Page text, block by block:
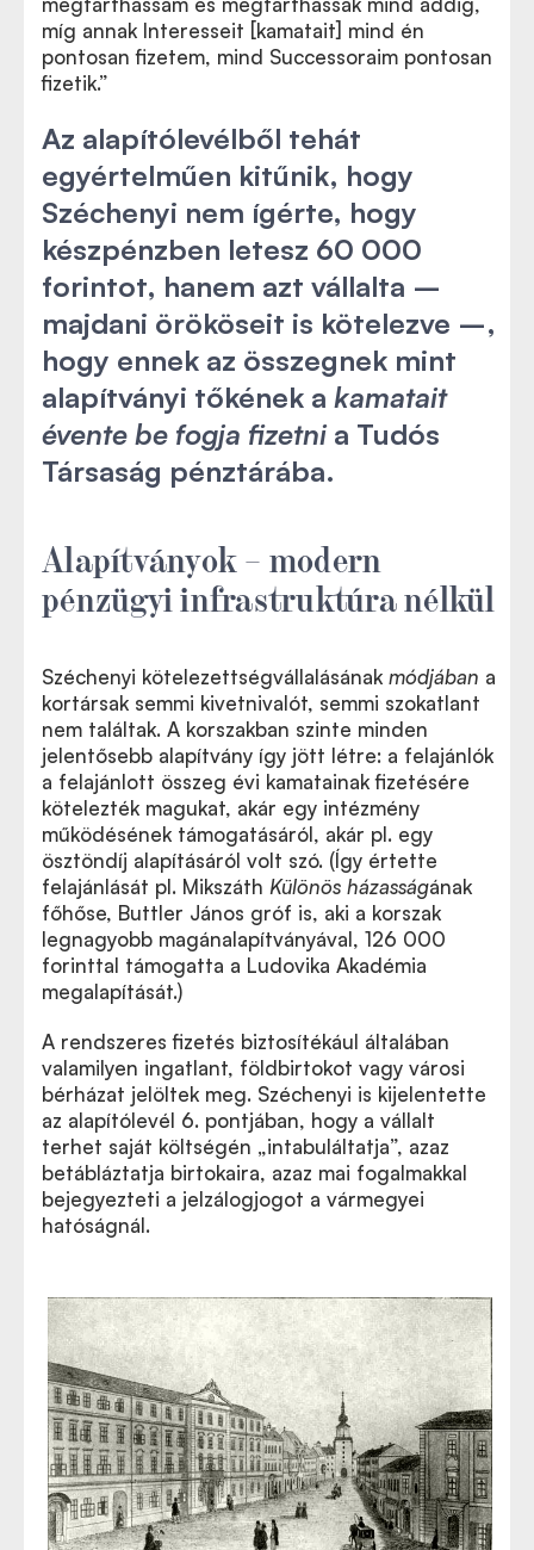
míg annak Interesseit [kamatait] mind én
pontosan fizetem, mind Successoraim pontosan
fizetik.”
Az alapítólevélből tehát
egyértelműen kitűnik, hogy
Széchenyi nem ígérte, hogy
készpénzben letesz 60 000
forintot, hanem azt vállalta –
majdani örököseit is kötelezve –,
hogy ennek az összegnek mint
alapítványi tőkének a kamatait
évente be fogja fizetnia Tudós
Társaság pénztárába.
Alapítványok – modern
pénzügyi infrastruktúra nélkül
Széchenyi kötelezettségvállalásának módjában a
kortársak semmi kivetnivalót, semmi szokatlant
nem találtak. A korszakban szinte minden
jelentősebb alapítvány így jött létre: a felajánlók
a felajánlott összeg évi kamatainak fizetésére
kötelezték magukat, akár egy intézmény
működésének támogatásáról, akár pl. egy
ösztöndíj alapításáról volt szó. (Így értette
felajánlását pl. Mikszáth Különös házasságának
főhőse, Buttler János gróf is, aki a korszak
legnagyobb magánalapítványával, 126 000
forinttal támogatta a Ludovika Akadémia
megalapítását.)
A rendszeres fizetés biztosítékául általában
valamilyen ingatlant, földbirtokot vagy városi
bérházat jelöltek meg. Széchenyi is kijelentette
az alapítólevél 6. pontjában, hogy a vállalt
terhet saját költségén „intabuláltatja”, azaz
betábláztatja birtokaira, azaz mai fogalmakkal
bejegyezteti a jelzálogjogot a vármegyei
hatóságnál.